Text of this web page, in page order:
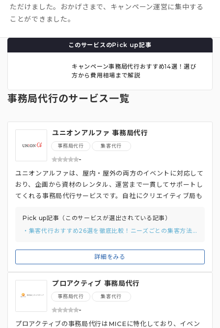
ただけました。おかげさまで、キャンペーン運営に集中する
ことができました。
このサービスのPick up記事
キャンペーン事務局代行おすすめ14選！選び
方から費用相場まで解説
事務局代行のサービス一覧
ユニオンアルファ 事務局代行
事務局代行 集客代行
-
詳細をみる
ユニオンアルファは、屋内・屋外の両方のイベントに対応して
おり、企画から資材のレンタル、運営まで一貫してサポートし
てくれる事務局代行サービスです。自社にクリエイティブ局も
作成、 映像制作などのクリエイティブにも対応可能です。こ
れまでマラソン大会、eスポーツなどの自主企画イベントをは
申請」業務も依頼することができるので、企画などは自社で行
い、それ以外のノンコア業務のみを依頼し、事務局運営に必要
な工数を削減するといった依頼も可能です。
Pick up記事（このサービスが選出されている記事）
・集客代行おすすめ26選を徹底比較！ニーズごとの集客方法や費用相場、選び方を解説
プロアクティブ 事務局代行
事務局代行 集客代行
-
プロアクティブの事務局代行はMICEに特化しており、イベン